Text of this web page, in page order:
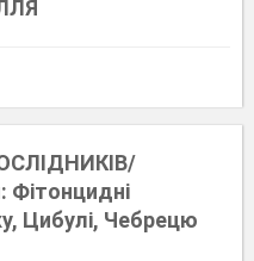
Фітонцидні
Цибулі, Чебрецю